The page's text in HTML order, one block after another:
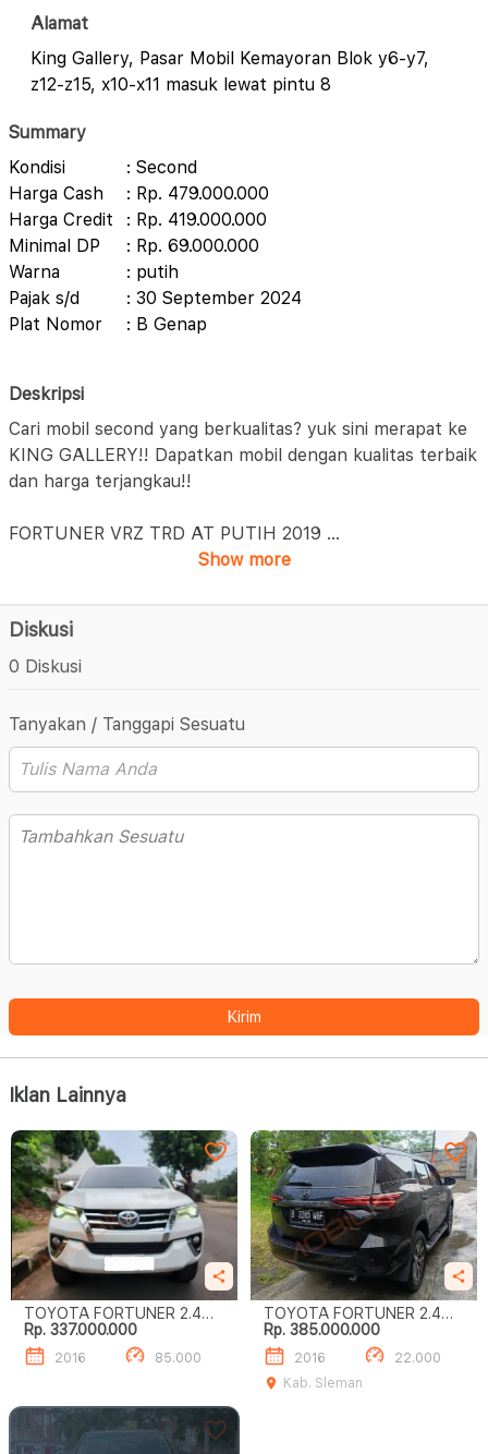
Alamat
King Gallery, Pasar Mobil Kemayoran Blok y6-y7,
z12-z15, x10-x11 masuk lewat pintu 8
Summary
Kondisi
: Second
Harga Cash
: Rp. 479.000.000
Harga Credit
: Rp. 419.000.000
Minimal DP
: Rp. 69.000.000
Warna
: putih
Pajak s/d
: 30 September 2024
Plat Nomor
: B Genap
Deskripsi
Cari mobil second yang berkualitas? yuk sini merapat ke
KING GALLERY!! Dapatkan mobil dengan kualitas terbaik
dan harga terjangkau!!
FORTUNER VRZ TRD AT PUTIH 2019 ...
Show more
Diskusi
0 Diskusi
Tanyakan / Tanggapi Sesuatu
Kirim
Iklan Lainnya
TOYOTA FORTUNER 2.4
VRZ
Rp. 337.000.000
2016 85.000
TOYOTA FORTUNER 2.4
VRZ
Rp. 385.000.000
2016
22.000
Kab. Sleman